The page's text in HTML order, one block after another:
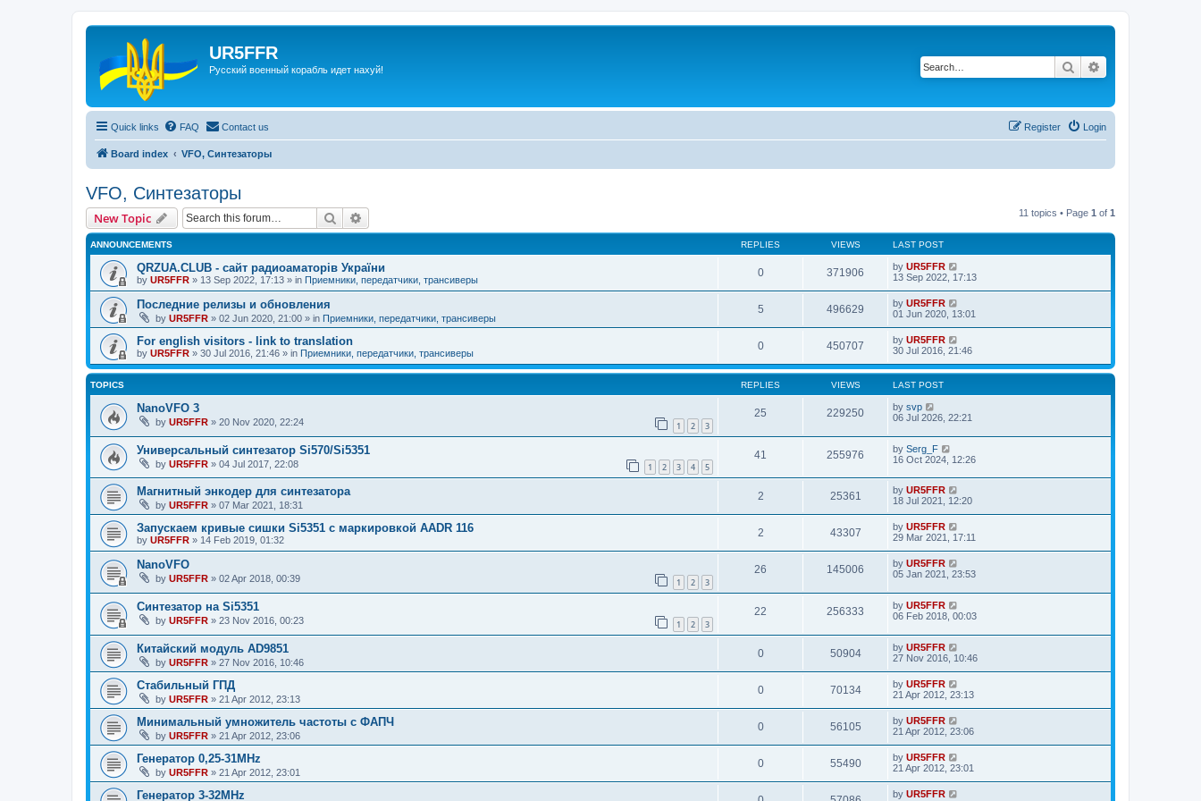
UR5FFR
Русский военный корабль идет нахуй! Search
Quick links FAQ Contact us Login
Register
Board index VFO, Синтезаторы
VFO, Синтезаторы
New Topic Search 11 topics • Page 1 of 1
ANNOUNCEMENTS REPLIES VIEWS LAST POST
QRZUA.CLUB - сайт радиоаматорів України
by UR5FFR » 13 Sep 2022, 17:13 » in Приемники, передатчики, трансиверы
0 371906 by UR5FFR
13 Sep 2022, 17:13
Последние релизы и обновления
by UR5FFR » 02 Jun 2020, 21:00 » in Приемники, передатчики, трансиверы
5 496629 by UR5FFR
01 Jun 2020, 13:01
For english visitors - link to translation
by UR5FFR » 30 Jul 2016, 21:46 » in Приемники, передатчики, трансиверы
0 450707 by UR5FFR
30 Jul 2016, 21:46
TOPICS REPLIES VIEWS LAST POST
NanoVFO 3
by UR5FFR » 20 Nov 2020, 22:24 1 2 3
25 229250 by svp
06 Jul 2026, 22:21
Универсальный синтезатор Si570/Si5351
by UR5FFR » 04 Jul 2017, 22:08 1 2 3 4 5
41 255976 by Serg_F
16 Oct 2024, 12:26
Магнитный энкодер для синтезатора
by UR5FFR » 07 Mar 2021, 18:31
2 25361 by UR5FFR
18 Jul 2021, 12:20
Запускаем кривые сишки Si5351 с маркировкой AADR 116
by UR5FFR » 14 Feb 2019, 01:32
2 43307 by UR5FFR
29 Mar 2021, 17:11
NanoVFO
by UR5FFR » 02 Apr 2018, 00:39 1 2 3
26 145006 by UR5FFR
05 Jan 2021, 23:53
Синтезатор на Si5351
by UR5FFR » 23 Nov 2016, 00:23 1 2 3
22 256333 by UR5FFR
06 Feb 2018, 00:03
Китайский модуль AD9851
by UR5FFR » 27 Nov 2016, 10:46
0 50904 by UR5FFR
27 Nov 2016, 10:46
Стабильный ГПД
by UR5FFR » 21 Apr 2012, 23:13
0 70134 by UR5FFR
21 Apr 2012, 23:13
Минимальный умножитель частоты с ФАПЧ
by UR5FFR » 21 Apr 2012, 23:06
0 56105 by UR5FFR
21 Apr 2012, 23:06
Генератор 0,25-31MHz
by UR5FFR » 21 Apr 2012, 23:01
0 55490 by UR5FFR
21 Apr 2012, 23:01
Генератор 3-32MHz by UR5FFR